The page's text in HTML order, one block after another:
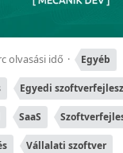
olvasási idő Egyéb
Egyedi
SaaS
Vállalati szoftver